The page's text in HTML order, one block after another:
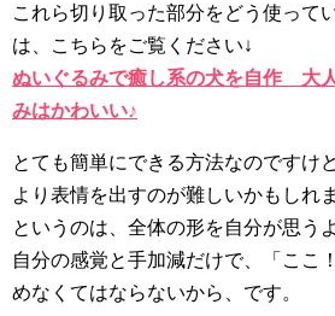
これら切り取った部分をどう使って
は、こちらをご覧ください↓
ぬいぐるみで癒し系の犬を自作 大
みはかわいい♪
とても簡単にできる方法なのですけ
より表情を出すのが難しいかもしれ
というのは、全体の形を自分が思う
自分の感覚と手加減だけで、「ここ
めなくてはならないから、です。